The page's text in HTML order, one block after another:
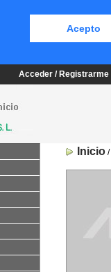
Acepto
Acceder / Registrarme
Inicio /